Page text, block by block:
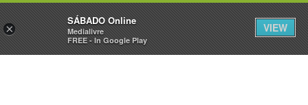
Sábado Assine Iniciar Sessão
×
SÁBADO Online
Medialivre
FREE - In Google Play
VIEW